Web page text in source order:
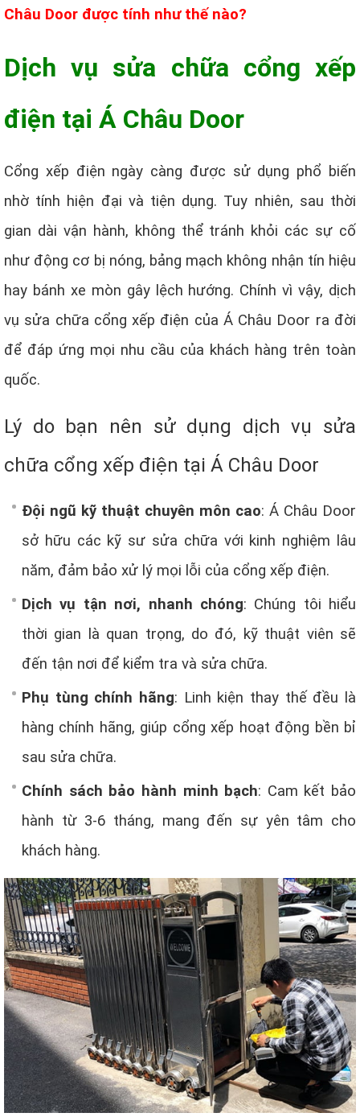
Châu Door được tính như thế nào?
Dịch vụ sửa chữa cổng xếp
điện tại Á Châu Door
Cổng xếp điện ngày càng được sử dụng phổ biến
nhờ tính hiện đại và tiện dụng. Tuy nhiên, sau thời
gian dài vận hành, không thể tránh khỏi các sự cố
như động cơ bị nóng, bảng mạch không nhận tín hiệu
hay bánh xe mòn gây lệch hướng. Chính vì vậy, dịch
vụ sửa chữa cổng xếp điện của Á Châu Door ra đời
để đáp ứng mọi nhu cầu của khách hàng trên toàn
quốc.
Lý do bạn nên sử dụng dịch vụ sửa
chữa cổng xếp điện tại Á Châu Door
Đội ngũ kỹ thuật chuyên môn cao: Á Châu Door
sở hữu các kỹ sư sửa chữa với kinh nghiệm lâu
năm, đảm bảo xử lý mọi lỗi của cổng xếp điện.
Dịch vụ tận nơi, nhanh chóng: Chúng tôi hiểu
thời gian là quan trọng, do đó, kỹ thuật viên sẽ
đến tận nơi để kiểm tra và sửa chữa.
Phụ tùng chính hãng: Linh kiện thay thế đều là
hàng chính hãng, giúp cổng xếp hoạt động bền bỉ
sau sửa chữa.
Chính sách bảo hành minh bạch: Cam kết bảo
hành từ 3-6 tháng, mang đến sự yên tâm cho
khách hàng.